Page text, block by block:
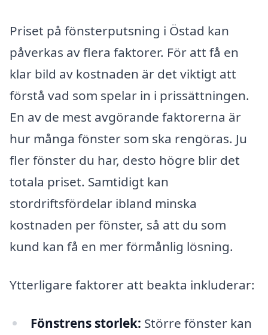
Priset på fönsterputsning i Östad kan
påverkas av flera faktorer. För att få en
klar bild av kostnaden är det viktigt att
förstå vad som spelar in i prissättningen.
En av de mest avgörande faktorerna är
hur många fönster som ska rengöras. Ju
fler fönster du har, desto högre blir det
totala priset. Samtidigt kan
stordriftsfördelar ibland minska
kostnaden per fönster, så att du som
kund kan få en mer förmånlig lösning.
Ytterligare faktorer att beakta inkluderar:
Fönstrens storlek: Större fönster kan